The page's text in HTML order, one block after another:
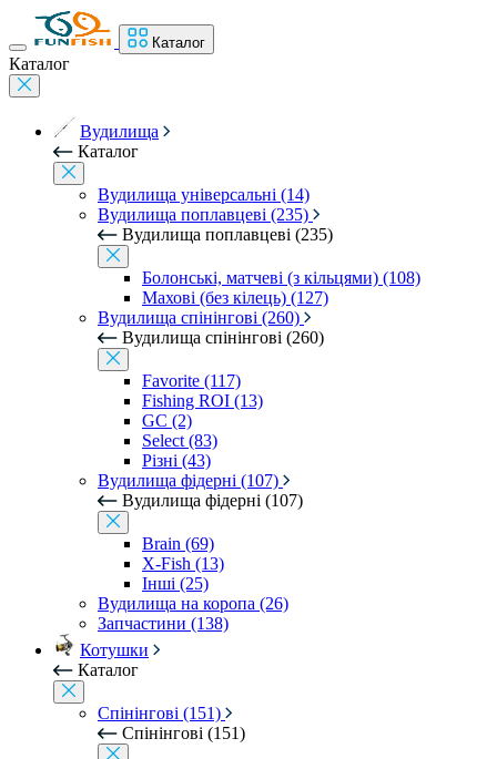
Каталог
Каталог
Вудилища
Каталог
Вудилища універсальні (14)
Вудилища поплавцеві (235)
Вудилища поплавцеві (235)
Болонські, матчеві (з кільцями) (108)
Махові (без кілець) (127)
Вудилища спінінгові (260)
Вудилища спінінгові (260)
Favorite (117)
Fishing ROI (13)
GC (2)
Select (83)
Різні (43)
Вудилища фідерні (107)
Вудилища фідерні (107)
Brain (69)
X-Fish (13)
Інші (25)
Вудилища на коропа (26)
Запчастини (138)
Котушки
Каталог
Спінінгові (151)
Спінінгові (151)